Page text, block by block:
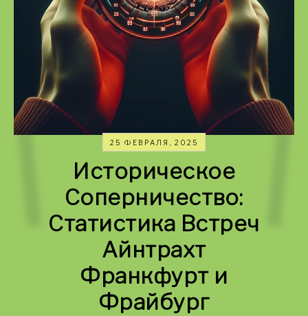
25 ФЕВРАЛЯ, 2025
Историческое
Соперничество:
Статистика Встреч
Айнтрахт
Франкфурт и
Фрайбург